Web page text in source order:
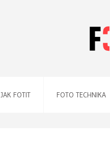
JAK FOTIT FOTO TECHNIKA